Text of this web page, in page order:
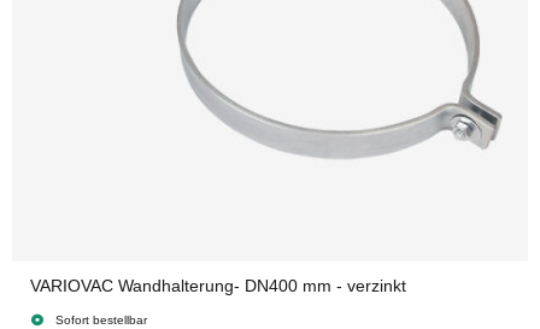
VARIOVAC Wandhalterung- DN400 mm - verzinkt
Sofort bestellbar